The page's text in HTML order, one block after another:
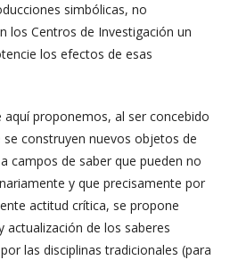
simbólicas, no
los Centros de Investigación un
los efectos de esas
proponemos, al ser concebido
construyen nuevos objetos de
campos de saber que pueden no
y que precisamente por
actitud crítica, se propone
actualización de los saberes
las disciplinas tradicionales (para